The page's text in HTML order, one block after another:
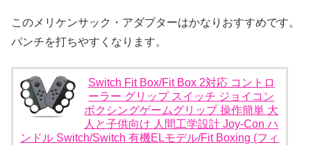
このメリケンサック・アダプターはかなりおすすめです。
パンチを打ちやすくなります。
Switch Fit Box/Fit Box 2対応 コントロ
ーラー グリップ スイッチ ジョイコン
ボクシングゲームグリップ 操作簡単 大
人と子供向け 人間工学設計 Joy-Con ハ
ンドル Switch/Switch 有機ELモデル/Fit Boxing (フィ